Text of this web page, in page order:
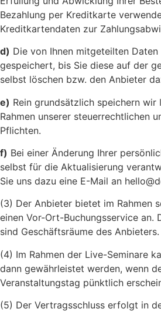
Bezahlung per Kreditkarte
Kreditkartendaten zur
d) Die von Ihnen mitgeteilten
gespeichert, bis Sie diese auf der
selbst löschen bzw. den Anbieter
e) Rein grundsätzlich speichern wir
Rahmen unserer steuerrechtlichen
Pflichten.
f) Bei einer Änderung Ihrer
selbst für die Aktualisierung
Sie uns dazu eine E-Mail an
(3) Der Anbieter bietet im Rahmen
einen Vor-Ort-Buchungsservice an.
sind Geschäftsräume des Anbieters.
(4) Im Rahmen der Live-Seminare
dann gewährleistet werden, wenn
Veranstaltungstag pünktlich
(5) Der Vertragsschluss erfolgt in